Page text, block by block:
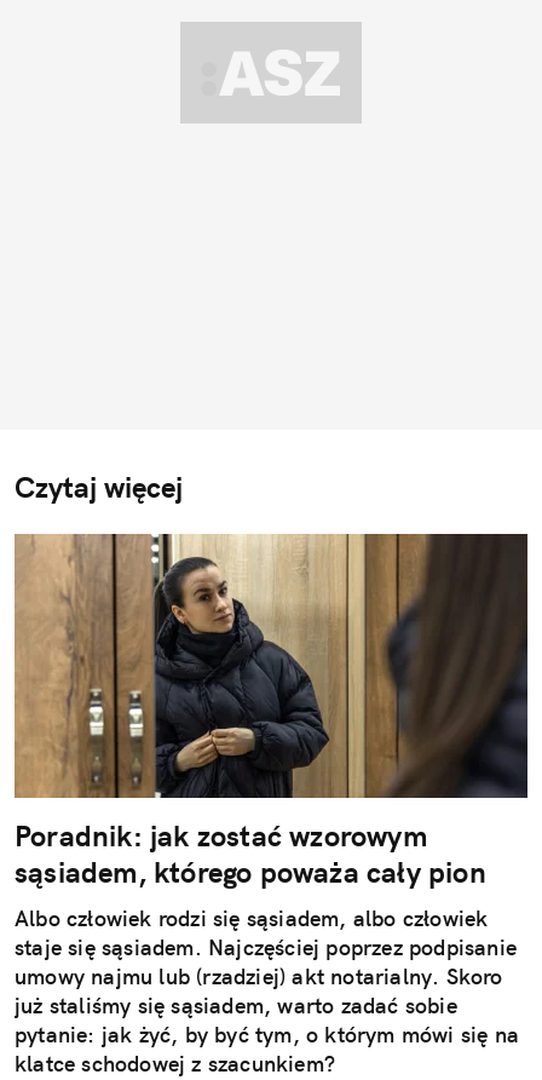
Czytaj więcej
Poradnik: jak zostać wzorowym
sąsiadem, którego poważa cały pion
Albo człowiek rodzi się sąsiadem, albo człowiek
staje się sąsiadem. Najczęściej poprzez podpisanie
umowy najmu lub (rzadziej) akt notarialny. Skoro
już staliśmy się sąsiadem, warto zadać sobie
pytanie: jak żyć, by być tym, o którym mówi się na
klatce schodowej z szacunkiem?